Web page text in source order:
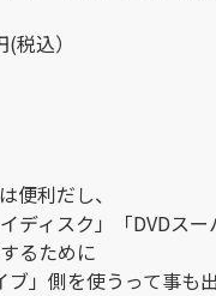
込）
便利だし、
ディスク」「DVDス
るために
」側を使うって事も出